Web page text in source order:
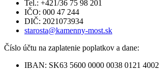
Tel.: +421/36 75 98 201
IČO: 000 47 244
DIČ: 2021073934
starosta@kamenny-most.sk
Číslo účtu na zaplatenie poplatkov a dane:
IBAN: SK63 5600 0000 0038 0121 4002